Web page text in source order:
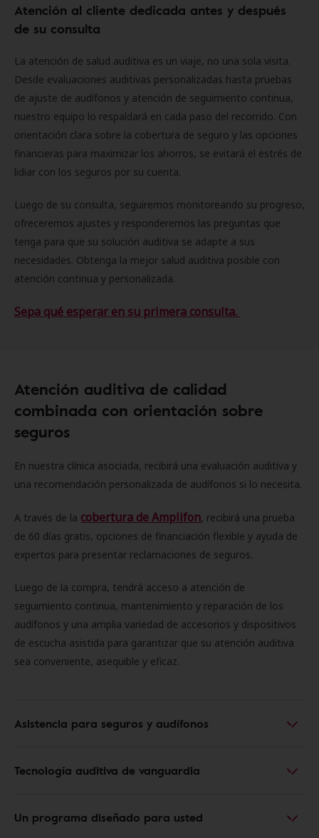
Atención al cliente dedicada antes y después
de su consulta
La atención de salud auditiva es un viaje, no una sola visita.
Desde evaluaciones auditivas personalizadas hasta pruebas
de ajuste de audífonos y atención de seguimiento continua,
nuestro equipo lo respaldará en cada paso del recorrido. Con
orientación clara sobre la cobertura de seguro y las opciones
financieras para maximizar los ahorros, se evitará el estrés de
lidiar con los seguros por su cuenta.
Luego de su consulta, seguiremos monitoreando su progreso,
ofreceremos ajustes y responderemos las preguntas que
tenga para que su solución auditiva se adapte a sus
necesidades. Obtenga la mejor salud auditiva posible con
atención continua y personalizada.
Sepa qué esperar en su primera consulta.
Atención auditiva de calidad
combinada con orientación sobre
seguros
En nuestra clínica asociada, recibirá una evaluación auditiva y
una recomendación personalizada de audífonos si lo necesita.
A través de la cobertura de Amplifon, recibirá una prueba
de 60 días gratis, opciones de financiación flexible y ayuda de
expertos para presentar reclamaciones de seguros.
Luego de la compra, tendrá acceso a atención de
seguimiento continua, mantenimiento y reparación de los
audífonos y una amplia variedad de accesorios y dispositivos
de escucha asistida para garantizar que su atención auditiva
sea conveniente, asequible y eficaz.
Asistencia para seguros y audífonos
Tecnología auditiva de vanguardia
Un programa diseñado para usted